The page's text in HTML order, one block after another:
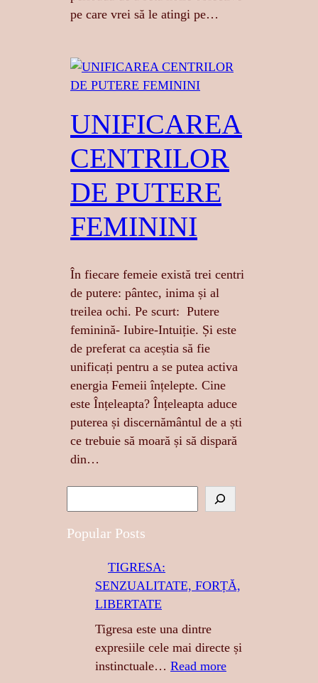
pe care vrei să le atingi pe…
UNIFICAREA
CENTRILOR
DE PUTERE
FEMININI
În fiecare femeie există trei centri
de putere: pântec, inima și al
treilea ochi. Pe scurt: Putere
feminină- Iubire-Intuiție. Și este
de preferat ca aceștia să fie
unificați pentru a se putea activa
energia Femeii înțelepte. Cine
este Înțeleapta? Înțeleapta aduce
puterea și discernământul de a ști
ce trebuie să moară și să dispară
din…
e
a
Popular Posts
TIGRESA:
SENZUALITATE, FORȚĂ,
LIBERTATE
Tigresa este una dintre
expresiile cele mai directe și
instinctuale… Read more: